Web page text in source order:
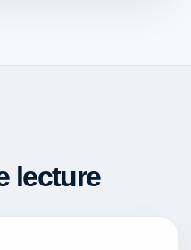
lecture